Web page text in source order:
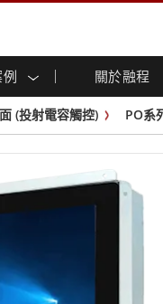
關於融程
示器
(投射電
C
不銹鋼系列
戶外顯示器
G-WIN系列 /
後置安裝
工業防爆等级
慧就緒
輸解決方案
聯網解決方案
機器人系統解決方案
例
專區
區
享
活動
頻道
(投射電容觸控) PO系